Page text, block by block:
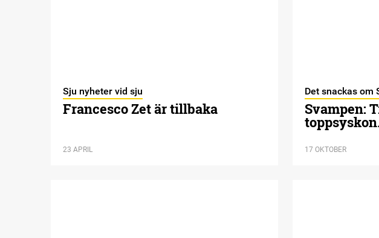
Sju nyheter vid sju
Francesco Zet är tillbaka
23 APRIL
Det snackas om
Svampen:
17 OKTOBER